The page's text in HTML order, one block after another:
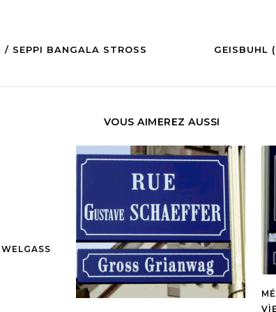
/ SEPPI BANGALA STROSS GEISBUHL
VOUS AIMEREZ AUSSI